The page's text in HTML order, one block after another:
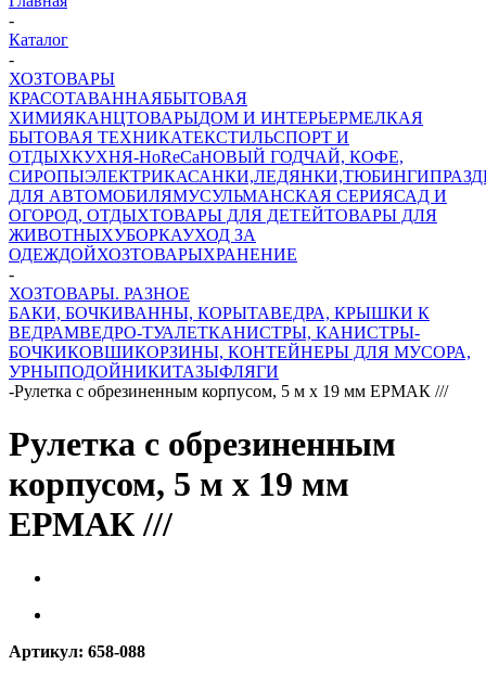
-
Каталог
-
ХОЗТОВАРЫ
КРАСОТАВАННАЯБЫТОВАЯ
ХИМИЯКАНЦТОВАРЫДОМ И ИНТЕРЬЕРМЕЛКАЯ
БЫТОВАЯ ТЕХНИКАТЕКСТИЛЬСПОРТ И
ОТДЫХКУХНЯ-HoReCaНОВЫЙ ГОДЧАЙ, КОФЕ,
СИРОПЫЭЛЕКТРИКАСАНКИ,ЛЕДЯНКИ,ТЮБИНГИ
ДЛЯ АВТОМОБИЛЯМУСУЛЬМАНСКАЯ СЕРИЯСАД И
ОГОРОД, ОТДЫХТОВАРЫ ДЛЯ ДЕТЕЙТОВАРЫ ДЛЯ
ЖИВОТНЫХУБОРКАУХОД ЗА
ОДЕЖДОЙХОЗТОВАРЫХРАНЕНИЕ
-
ХОЗТОВАРЫ. РАЗНОЕ
БАКИ, БОЧКИВАННЫ, КОРЫТАВЕДРА, КРЫШКИ К
ВЕДРАМВЕДРО-ТУАЛЕТКАНИСТРЫ, КАНИСТРЫ-
БОЧКИКОВШИКОРЗИНЫ, КОНТЕЙНЕРЫ ДЛЯ МУСОРА,
УРНЫПОДОЙНИКИТАЗЫФЛЯГИ
-Рулетка с обрезиненным корпусом, 5 м х 19 мм ЕРМАК ///
Рулетка с обрезиненным
корпусом, 5 м х 19 мм
ЕРМАК ///
Артикул: 658-088